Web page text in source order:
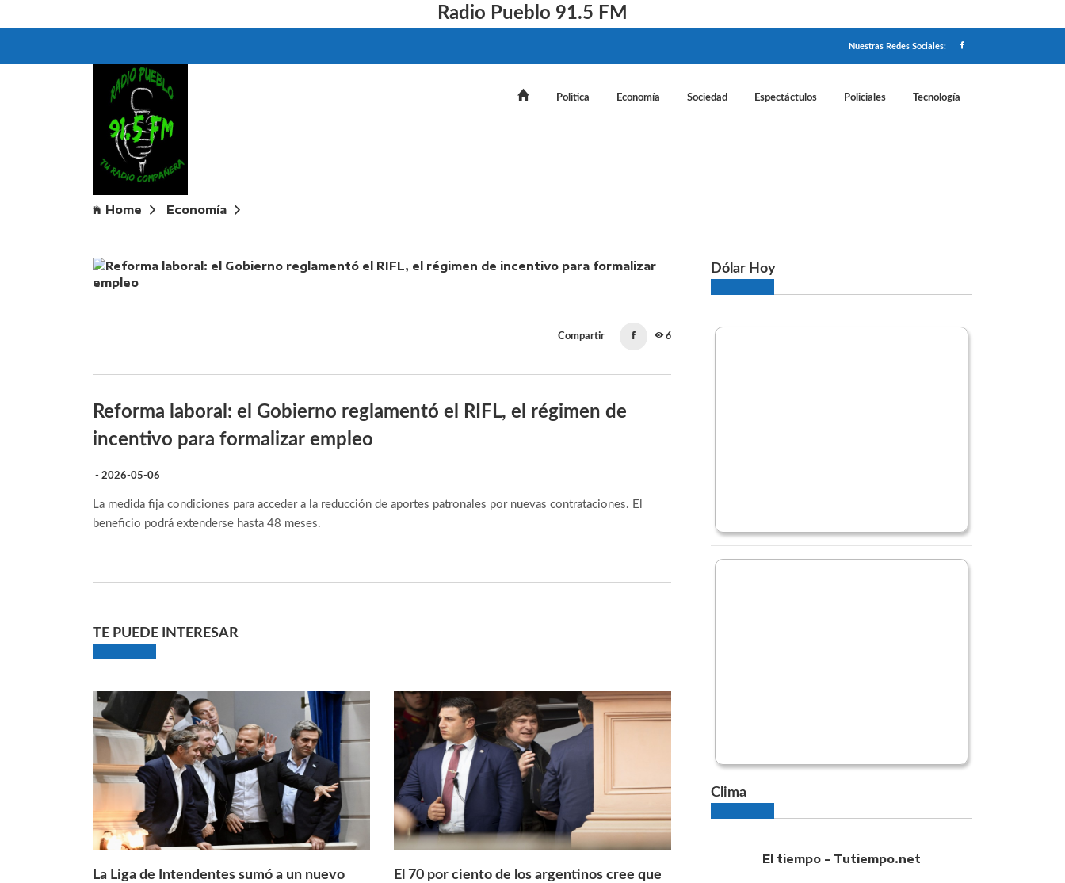
Radio Pueblo 91.5 FM
Nuestras Redes Sociales:
Politica Economía Sociedad Espectáctulos Policiales Tecnología
Home Economía
Compartir 6
Reforma laboral: el Gobierno reglamentó el RIFL, el régimen de
incentivo para formalizar empleo
- 2026-05-06
La medida fija condiciones para acceder a la reducción de aportes patronales por nuevas contrataciones. El
beneficio podrá extenderse hasta 48 meses.
TE PUEDE INTERESAR
La Liga de Intendentes sumó a un nuevo
El 70 por ciento de los argentinos cree que
Dólar Hoy
Clima
El tiempo - Tutiempo.net